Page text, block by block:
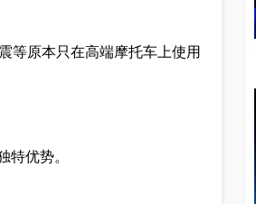
等原本只在高端摩托车上使用
特优势。